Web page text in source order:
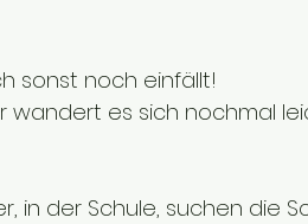
sonst noch einfällt!
wandert es sich nochmal
in der Schule, suchen die